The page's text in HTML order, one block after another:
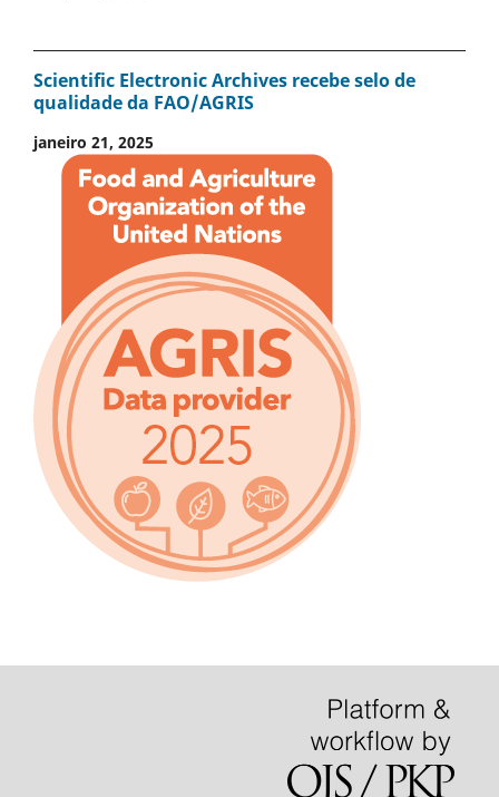
Scientific Electronic Archives recebe selo de
qualidade da FAO/AGRIS
janeiro 21, 2025